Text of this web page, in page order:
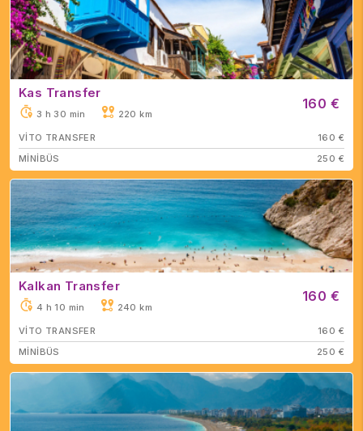
Kas Transfer
3 h 30 min 220 km
160 €
VİTO TRANSFER
160 €
MİNİBÜS
250 €
Kalkan Transfer
4 h 10 min 240 km
160 €
VİTO TRANSFER
160 €
MİNİBÜS
250 €